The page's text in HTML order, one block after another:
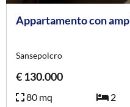
Appartamento con
Sansepolcro
€ 130.000
80 mq 2